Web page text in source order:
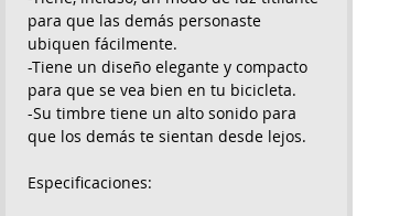
para que las demás personaste
ubiquen fácilmente.
-Tiene un diseño elegante y compacto
para que se vea bien en tu bicicleta.
-Su timbre tiene un alto sonido para
que los demás te sientan desde lejos.
Especificaciones: